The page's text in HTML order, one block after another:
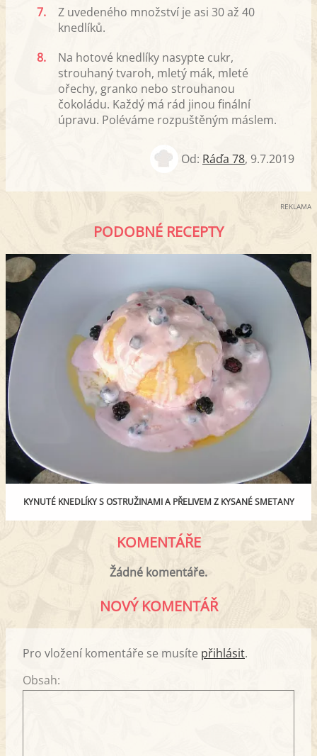
7.
Z uvedeného množství je asi 30 až 40
knedlíků.
8.
Na hotové knedlíky nasypte cukr,
strouhaný tvaroh, mletý mák, mleté
ořechy, granko nebo strouhanou
čokoládu. Každý má rád jinou finální
úpravu. Poléváme rozpuštěným máslem.
Od: Ráďa 78, 9.7.2019
REKLAMA
PODOBNÉ RECEPTY
KYNUTÉ KNEDLÍKY S OSTRUŽINAMI A PŘELIVEM Z KYSANÉ SMETANY
KOMENTÁŘE
Žádné komentáře.
NOVÝ KOMENTÁŘ
Pro vložení komentáře se musíte přihlásit.
Obsah: